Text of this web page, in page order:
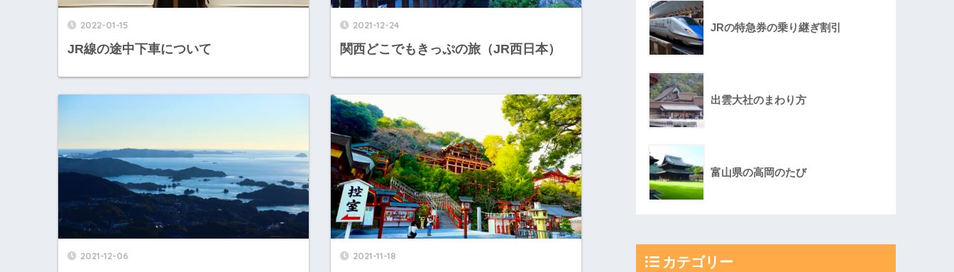
2022-01-15
JR線の途中下車について
2021-12-24
関西どこでもきっぷの旅（JR西日本）
2021-12-06 2021-11-18
JRの特急券の乗り継ぎ割引
出雲大社のまわり方
富山県の高岡のたび
カテゴリー